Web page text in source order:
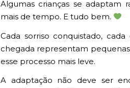
Algumas crianças se adaptam
mais de tempo. E tudo bem.
Cada sorriso conquistado,
chegada representam
esse processo mais leve.
A adaptação não deve ser